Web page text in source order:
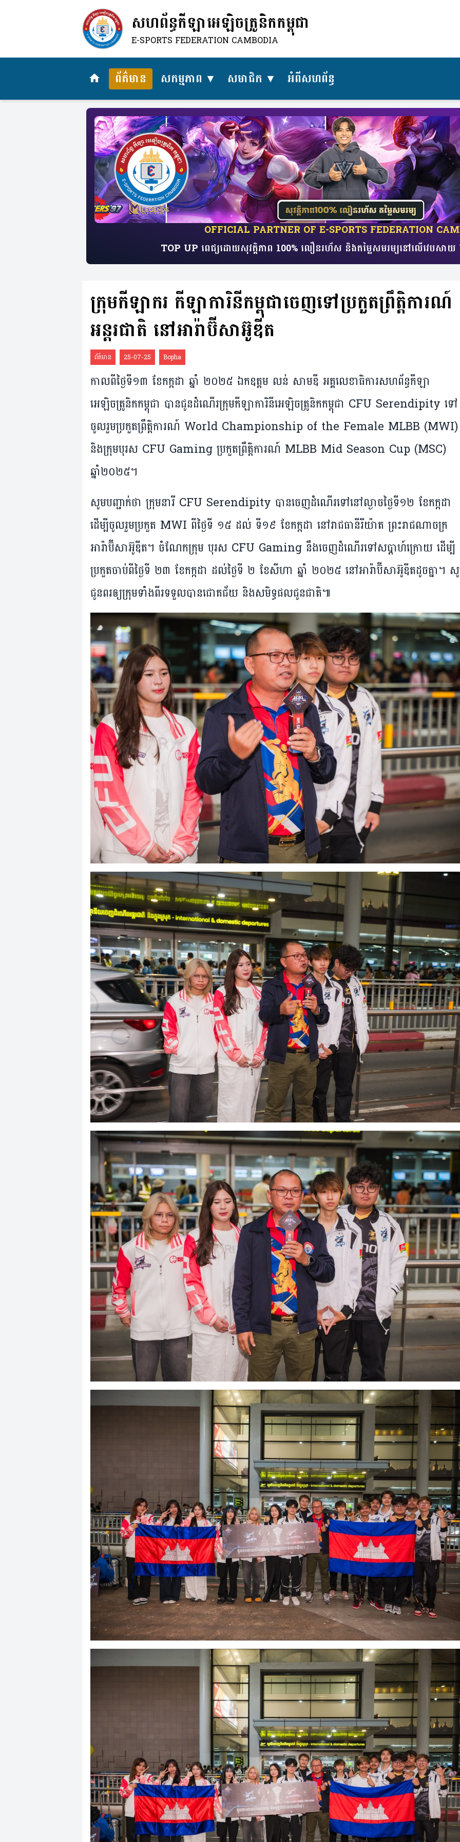
សហព័ន្ធកីឡាអេឡិចត្រូនិកកម្ពុជា
E-SPORTS FEDERATION CAMBODIA
home ព័ត៌មាន សកម្មភាព សមាជិក អំពីសហព័ន្ធ​
​OFFICIAL PARTNER OF E-SPORTS FEDERATION
TOP UP ពេជ្យដោយសុវត្តិភាព 100% លឿនរហ័ស​ និងតម្លៃសមរម្យ​​នៅលើវេបសា
ក្រុម​កីឡាករ កីឡាការិនី​កម្ពុជា​ចេញទៅ​ប្រកួត​ព្រឹត្តិការណ៍​
អន្តរជាតិ នៅ​អារ៉ាប៊ីសាអ៊ូឌីត
ព័ត៌មាន 25-07-25 Bopha
កាល​ពីថ្ងៃ​ទី​១៣ ខែ​កក្កដា ឆ្នាំ ២០២៥​ ឯកឧត្តម លន់ សាមឌី អគ្គលេខាធិការសហព័ន្ធកីឡា
អេឡិចត្រូនិកកម្ពុជា បានជូនដំណើរក្រុមកីឡាការិនីអេឡិចត្រូនិកកម្ពុជា CFU Serendipity ទៅ
ចូលរួមប្រកួតព្រឹត្តិការណ៍ World Championship of the Female MLBB (MWI)
និងក្រុមបុរស CFU Gaming ប្រកួតព្រឹត្តិការណ៍ MLBB Mid Season Cup (MSC)
ឆ្នាំ២០២៥។
សូមបញ្ជាក់ថា ក្រុមនារី CFU Serendipity បានចេញដំណើរទៅនៅល្ងាចថ្ងៃទី១២ ខែកក្កដា
ដើម្បីចូលរួមប្រកួត MWI ពីថ្ងៃទី ១៥ ដល់ ទី១៩ ខែកក្កដា នៅរាជធានីរីយ៉ាត ព្រះរាជណាចក្រ
អារ៉ាប៊ីសាអ៊ូឌីត។ ចំណែកក្រុម បុរស CFU Gaming នឹងចេញដំណើរទៅសប្តាហ៍ក្រោយ ដើម្បី
ប្រកួតចាប់ពីថ្ងៃទី ២៣ ខែកក្កដា ដល់ថ្ងៃទី ២ ខែសីហា ឆ្នាំ ២០២៥ នៅអារ៉ាប៊ីសាអ៊ូឌីតដូចគ្នា។
ជូនពរឲ្យក្រុមទាំងពីរទទួលបានជោគជ័យ និងសមិទ្ធផលជូនជាតិ៕